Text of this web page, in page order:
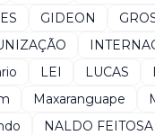
GIDEON
LEI LUCAS
Maxaranguape
NALDO FEITOSA